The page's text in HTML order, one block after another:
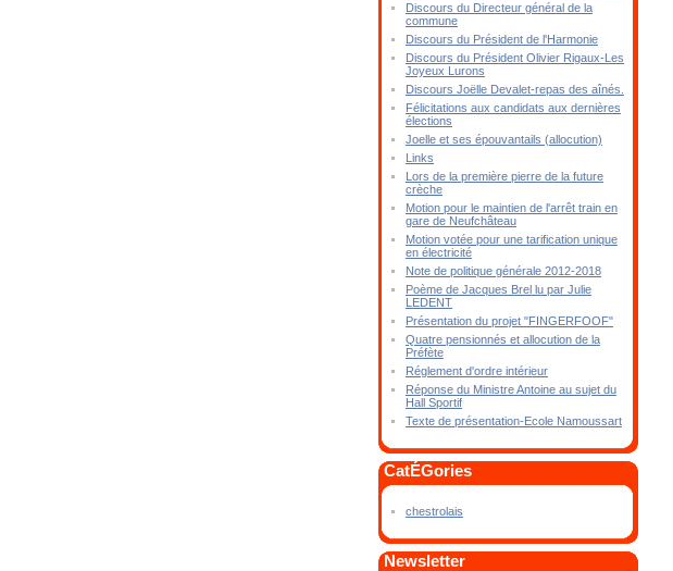
Discours du Directeur général de la
commune
Discours du Président de l'Harmonie
Discours du Président Olivier Rigaux-Les
Joyeux Lurons
Discours Joëlle Devalet-repas des aînés.
Félicitations aux candidats aux dernières
élections
Joelle et ses épouvantails (allocution)
Links
Lors de la première pierre de la future
crèche
Motion pour le maintien de l'arrêt train en
gare de Neufchâteau
Motion votée pour une tarification unique
en électricité
Note de politique générale 2012-2018
Poème de Jacques Brel lu par Julie
LEDENT
Présentation du projet "FINGERFOOF"
Quatre pensionnés et allocution de la
Préfète
Réglement d'ordre intérieur
Réponse du Ministre Antoine au sujet du
Hall Sportif
Texte de présentation-Ecole Namoussart
CatÉGories
chestrolais
Newsletter